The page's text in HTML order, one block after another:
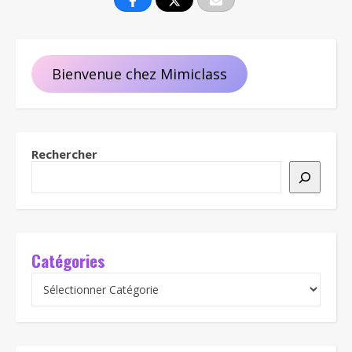
Bienvenue chez Mimiclass
Rechercher
Catégories